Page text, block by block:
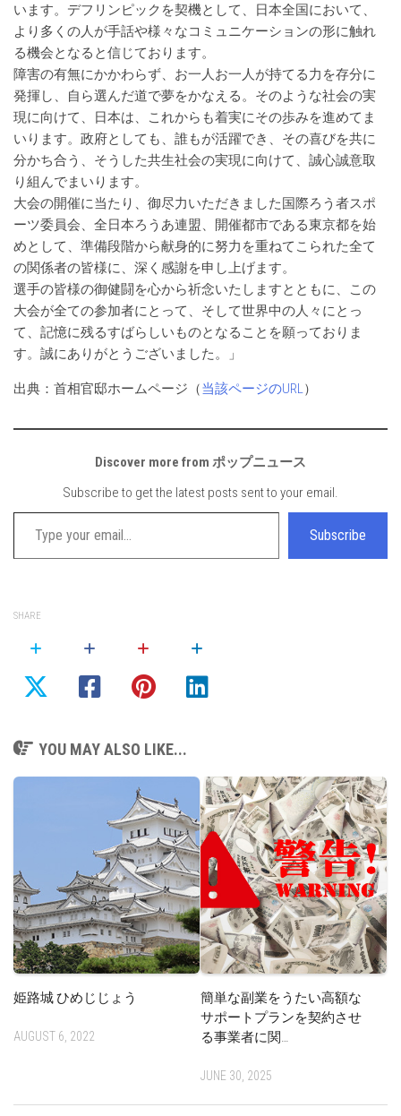
います。デフリンピックを契機として、日本全国において、
より多くの人が手話や様々なコミュニケーションの形に触れ
る機会となると信じております。
障害の有無にかかわらず、お一人お一人が持てる力を存分に
発揮し、自ら選んだ道で夢をかなえる。そのような社会の実
現に向けて、日本は、これからも着実にその歩みを進めてま
いります。政府としても、誰もが活躍でき、その喜びを共に
分かち合う、そうした共生社会の実現に向けて、誠心誠意取
り組んでまいります。
大会の開催に当たり、御尽力いただきました国際ろう者スポ
ーツ委員会、全日本ろうあ連盟、開催都市である東京都を始
めとして、準備段階から献身的に努力を重ねてこられた全て
の関係者の皆様に、深く感謝を申し上げます。
選手の皆様の御健闘を心から祈念いたしますとともに、この
大会が全ての参加者にとって、そして世界中の人々にとっ
て、記憶に残るすばらしいものとなることを願っておりま
す。誠にありがとうございました。」
出典：首相官邸ホームページ（当該ページのURL）
Discover more from ポップニュース
Subscribe to get the latest posts sent to your email.
Type your email…
Subscribe
SHARE
YOU MAY ALSO LIKE...
姫路城 ひめじじょう
AUGUST 6, 2022
簡単な副業をうたい高額な
サポートプランを契約させ
る事業者に関…
JUNE 30, 2025